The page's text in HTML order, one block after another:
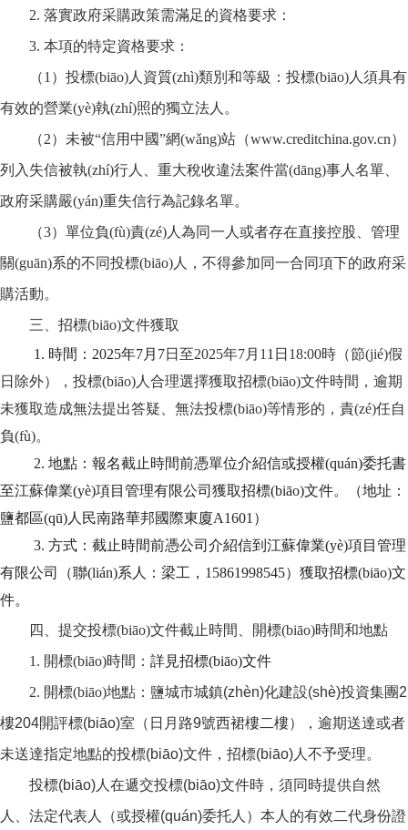
2. 落實政府采購政策需滿足的資格要求：
3. 本項的特定資格要求：
（1）投標(biāo)人資質(zhì)類別和等級：投標(biāo)人須具有
有效的營業(yè)執(zhí)照的獨立法人。
（2）未被“信用中國”網(wǎng)站（www.creditchina.gov.cn）
列入失信被執(zhí)行人、重大稅收違法案件當(dāng)事人名單、
政府采購嚴(yán)重失信行為記錄名單。
（3）單位負(fù)責(zé)人為同一人或者存在直接控股、管理
關(guān)系的不同投標(biāo)人，不得參加同一合同項下的政府采
購活動。
三、招標(biāo)文件獲取
1. 時間：2025年7月 7日至2025年7月1 1 日 18:00時（節(jié)假
日除外），投標(biāo)人合理選擇獲取招標(biāo)文件時間，逾期
未獲取造成無法提出答疑、無法投標(biāo)等情形的，責(zé)任自
負(fù)。
2. 地點：報名截止時間前憑單位介紹信或授權(quán)委托書
至江蘇偉業(yè)項目管理有限公司獲取招標(biāo)文件。（地址：
鹽都區(qū)人民南路華邦國際東廈A1601）
3. 方式：截止時間前憑公司介紹信到江蘇偉業(yè)項目管理
有限公司（聯(lián)系人：梁工，15861998545）獲取招標(biāo)文
件。
四、提交投標(biāo)文件截止時間、開標(biāo)時間和地點
1. 開標(biāo)時間： 詳見招標(biāo)文件
2. 開標(biāo)地點： 鹽城市城鎮(zhèn)化建設(shè)投資集團2
樓204開評標(biāo)室（日月路9號西裙樓二樓），逾期送達或者
未送達指定地點的投標(biāo)文件，招標(biāo)人不予受理。
投標(biāo)人在遞交投標(biāo)文件時，須同時提供自然
人、法定代表人（或授權(quán)委托人）本人的有效二代身份證